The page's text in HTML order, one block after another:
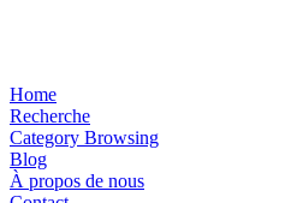
Home
Recherche
Category Browsing
Blog
À propos de nous